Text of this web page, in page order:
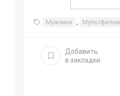
Мужчина , Мультфильм
Добавить
в закладки